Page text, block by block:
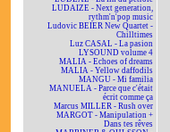
LUDAIZE - Next generation,
rythm'n'pop music
Ludovic BEIER New Quartet -
Chilltimes
Luz CASAL - La pasion
LYSOUND volume 4
MALIA - Echoes of dreams
MALIA - Yellow daffodils
MANGU - Mi familia
MANUELA - Parce que c'était
écrit comme ça
Marcus MILLER - Rush over
MARGOT - Manipulation +
Dans tes rêves